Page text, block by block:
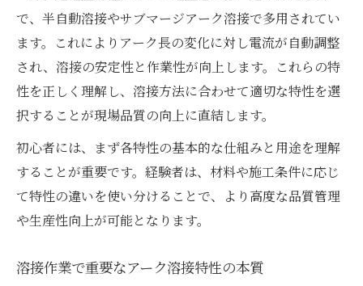
で、半自動溶接やサブマージアーク溶接で多用されてい
ます。これによりアーク長の変化に対し電流が自動調整
され、溶接の安定性と作業性が向上します。これらの特
性を正しく理解し、溶接方法に合わせて適切な特性を選
択することが現場品質の向上に直結します。
初心者には、まず各特性の基本的な仕組みと用途を理解
することが重要です。経験者は、材料や施工条件に応じ
て特性の違いを使い分けることで、より高度な品質管理
や生産性向上が可能となります。
溶接作業で重要なアーク溶接特性の本質